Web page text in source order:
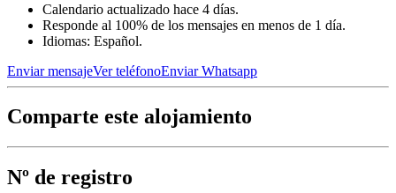
Calendario actualizado hace 4 días.
Responde al 100% de los mensajes en menos de 1 día.
Idiomas: Español.
Enviar mensajeVer teléfonoEnviar Whatsapp
Comparte este alojamiento
Nº de registro